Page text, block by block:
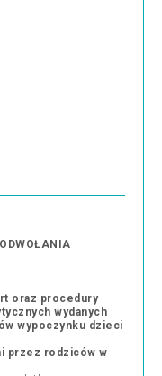
oraz procedury
wydanych
wypoczynku dzieci
przez rodziców w